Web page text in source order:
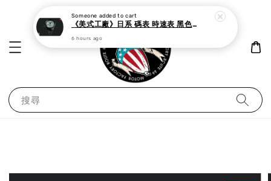
搜尋
Someone added to cart
《美式工廠》日系 碼表 時速表 黑色白面
6 hours ago